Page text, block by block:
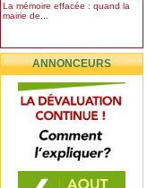
La mémoire effacée : quand la
mairie de...
ANNONCEURS